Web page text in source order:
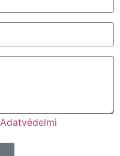
Adatvédelmi